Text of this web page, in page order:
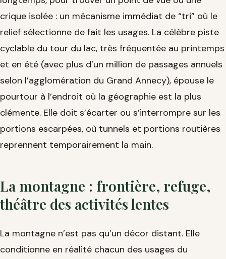
crique isolée : un mécanisme immédiat de “tri” où le
relief sélectionne de fait les usages. La célèbre piste
cyclable du tour du lac, très fréquentée au printemps
et en été (avec plus d’un million de passages annuels
selon l’agglomération du Grand Annecy), épouse le
pourtour à l’endroit où la géographie est la plus
clémente. Elle doit s’écarter ou s’interrompre sur les
portions escarpées, où tunnels et portions routières
reprennent temporairement la main.
La montagne : frontière, refuge,
théâtre des activités lentes
La montagne n’est pas qu’un décor distant. Elle
conditionne en réalité chacun des usages du